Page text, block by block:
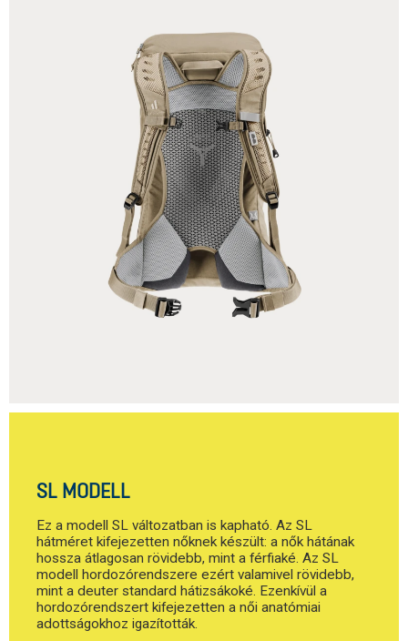
SL MODELL
Ez a modell SL változatban is kapható. Az SL
hátméret kifejezetten nőknek készült: a nők hátának
hossza átlagosan rövidebb, mint a férfiaké. Az SL
modell hordozórendszere ezért valamivel rövidebb,
mint a deuter standard hátizsákoké. Ezenkívül a
hordozórendszert kifejezetten a női anatómiai
adottságokhoz igazították.